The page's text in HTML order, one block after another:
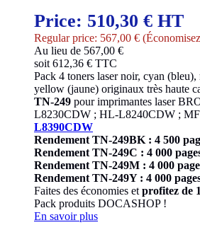
Price: 510,30 € HT
Regular price: 567,00 €
Au lieu de 567,00 €
soit 612,36 € TTC
Pack 4 toners laser noir, cyan (bleu),
yellow (jaune) originaux très haute
TN-249 pour imprimantes laser
L8230CDW ; HL-L8240CDW ;
L8390CDW
Rendement TN-249BK : 4 500
Rendement TN-249C : 4 000
Rendement TN-249M : 4 000
Rendement TN-249Y : 4 000
Faites des économies et profitez de
Pack produits DOCASHOP !
En savoir plus